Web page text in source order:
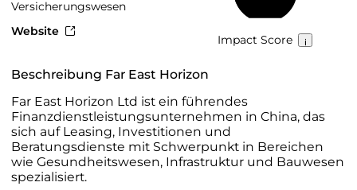
Versicherungswesen
Website
Impact Score
Beschreibung Far East Horizon
Far East Horizon Ltd ist ein führendes
Finanzdienstleistungsunternehmen in China, das
sich auf Leasing, Investitionen und
Beratungsdienste mit Schwerpunkt in Bereichen
wie Gesundheitswesen, Infrastruktur und Bauwesen
spezialisiert.